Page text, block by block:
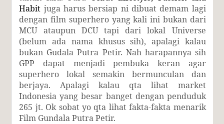
Habit juga harus bersiap ni dibuat demam lagi
dengan film superhero yang kali ini bukan dari
MCU ataupun DCU tapi dari lokal Universe
(belum ada nama khusus sih), apalagi kalau
bukan Gudala Putra Petir. Nah harapannya sih
GPP dapat menjadi pembuka keran agar
superhero lokal semakin bermunculan dan
berjaya. Apalagi kalau qta lihat market
Indonesia yang besar banget dengan penduduk
265 jt. Ok sobat yo qta lihat fakta-fakta menarik
Film Gundala Putra Petir.